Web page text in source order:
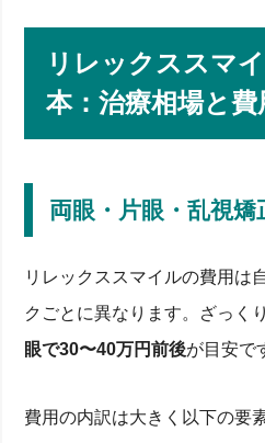
リレックススマ
本：治療相場と費
両眼・片眼・乱視
リレックススマイルの費用は
クごとに異なります。ざっく
眼で30〜40万円前後が目安で
費用の内訳は大きく以下の要